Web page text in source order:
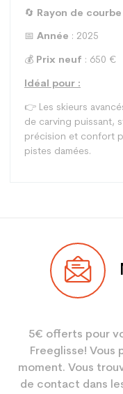
🔄 Rayon de courbe
📅 Année : 2025
💰 Prix neuf : 650 €
Idéal pour :
👉 Les skieurs
de carving puissant,
précision et confort
pistes damées.
Utilisateur
Coloris
En achetant
Economie CO² (en
5€ offerts pour
Freeglisse! Vous
moment. Vous
de contact dans